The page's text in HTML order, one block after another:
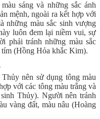
sáng và những sắc ánh
mệnh, ngoài ra kết hợp với
những màu sắc sinh vượng
luôn đem lại niềm vui, sự
phải tránh những màu sắc
(Hồng Hỏa khắc Kim).
nên sử dụng tông màu
với các tông màu trắng và
Thủy). Người nên tránh
vàng đất, màu nâu (Hoàng